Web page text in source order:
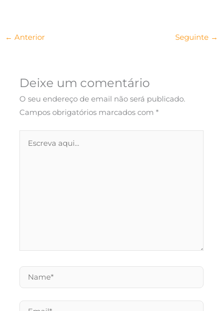
← Anterior Seguinte →
Deixe um comentário
O seu endereço de email não será publicado.
Campos obrigatórios marcados com*
Name*
Email*